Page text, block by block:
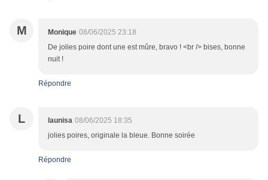
M Monique 08/06/2025 23:18
De jolies poire dont une est mûre, bravo ! <br /> bises, bonne
nuit !
Répondre
L launisa 08/06/2025 18:35
jolies poires, originale la bleue. Bonne soirée
Répondre